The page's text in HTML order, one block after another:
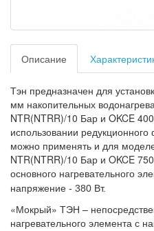
Описание
Тэн предназначен для
мм накопительных
NTR(NTRR)/10 Бар и OKCE
использовании
можно применять и для
NTR(NTRR)/10 Бар и OKCE
основного нагревательного
напряжение - 380 Вт.
«Мокрый» ТЭН –
нагревательного элемента с